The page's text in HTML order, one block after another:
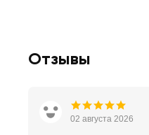
Отзывы
02 августа 2026